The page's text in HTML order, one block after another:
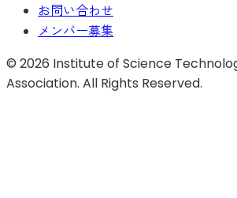
お問い合わせ
メンバー募集
© 2026 Institute of Science
Association. All Rights Reserved.